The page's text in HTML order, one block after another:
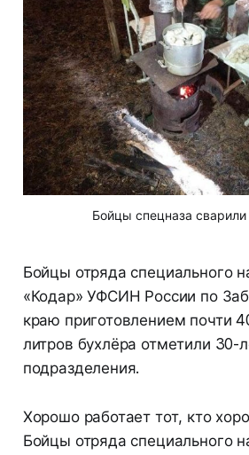
Бойцы спецназа
Бойцы отряда специального
«Кодар» УФСИН России по
краю приготовлением почти
литров бухлёра отметили 30-
подразделения.
Хорошо работает тот, кто
Бойцы отряда специального